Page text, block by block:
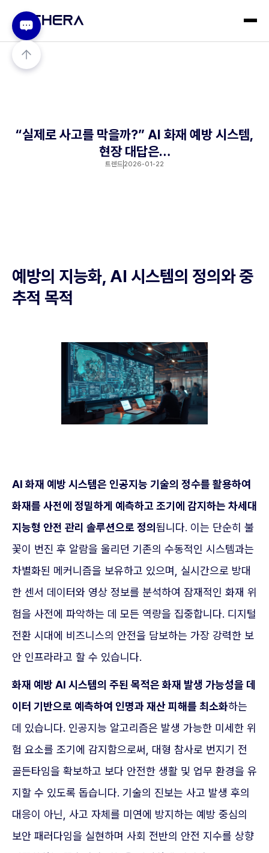
“실제로 사고를 막을까?” AI 화재 예방 시스템,
현장 대답은…
트렌드 2026-01-22
예방의 지능화, AI 시스템의 정의와 중
추적 목적
AI 화재 예방 시스템은 인공지능 기술의 정수를 활용하여
화재를 사전에 정밀하게 예측하고 조기에 감지하는 차세대
지능형 안전 관리 솔루션으로 정의 됩니다. 이는 단순히 불
꽃이 번진 후 알람을 울리던 기존의 수동적인 시스템과는
차별화된 메커니즘을 보유하고 있으며, 실시간으로 방대
한 센서 데이터와 영상 정보를 분석하여 잠재적인 화재 위
험을 사전에 파악하는 데 모든 역량을 집중합니다. 디지털
전환 시대에 비즈니스의 안전을 담보하는 가장 강력한 보
안 인프라라고 할 수 있습니다.
화재 예방 AI 시스템의 주된 목적은 화재 발생 가능성을 데
이터 기반으로 예측하여 인명과 재산 피해를 최소화하는
데 있습니다. 인공지능 알고리즘은 발생 가능한 미세한 위
험 요소를 조기에 감지함으로써, 대형 참사로 번지기 전
골든타임을 확보하고 보다 안전한 생활 및 업무 환경을 유
지할 수 있도록 돕습니다. 기술의 진보는 사고 발생 후의
대응이 아닌, 사고 자체를 미연에 방지하는 예방 중심의
보안 패러다임을 실현하며 사회 전반의 안전 지수를 상향